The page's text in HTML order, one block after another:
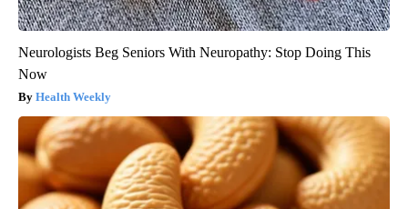
Neurologists Beg Seniors With Neuropathy: Stop Doing This
Now
Health Weekly